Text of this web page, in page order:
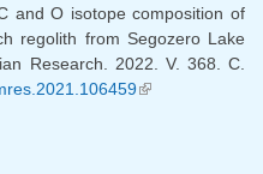
and O isotope composition of
regolith from Segozero Lake
Research. 2022. V. 368. C.
(link is